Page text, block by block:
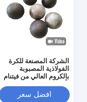
الشركة المصنعة للكرة
الفولاذية المصبوبة
بالكروم العالي من فيتنام
لصناعات طحن الطاقة
والتعدين
افضل سعر